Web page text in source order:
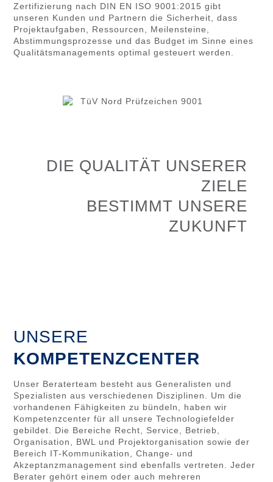
Zertifizierung nach DIN EN ISO 9001:2015 gibt
unseren Kunden und Partnern die Sicherheit, dass
Projektaufgaben, Ressourcen, Meilensteine,
Abstimmungsprozesse und das Budget im Sinne eines
Qualitätsmanagements optimal gesteuert werden.
DIE QUALITÄT UNSERER
ZIELE
BESTIMMT UNSERE
ZUKUNFT
UNSERE
KOMPETENZCENTER
Unser Beraterteam besteht aus Generalisten und
Spezialisten aus verschiedenen Disziplinen. Um die
vorhandenen Fähigkeiten zu bündeln, haben wir
Kompetenzcenter für all unsere Technologiefelder
gebildet. Die Bereiche Recht, Service, Betrieb,
Organisation, BWL und Projektorganisation sowie der
Bereich IT-Kommunikation, Change- und
Akzeptanzmanagement sind ebenfalls vertreten. Jeder
Berater gehört einem oder auch mehreren